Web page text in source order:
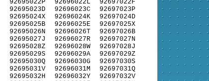
92695022P
92695023D
92695024X
92695025B
92695026N
92695027J
92695028Z
92695029S
92695030Q
92695031V
92695032H
92696022L
92696023C
92696024K
92696025E
92696026T
92696027R
92696028W
92696029A
92696030G
92696031M
92696032Y
92697022F
92697023P
92697024D
92697025X
92697026B
92697027N
92697028J
92697029Z
92697030S
92697031Q
92697032V